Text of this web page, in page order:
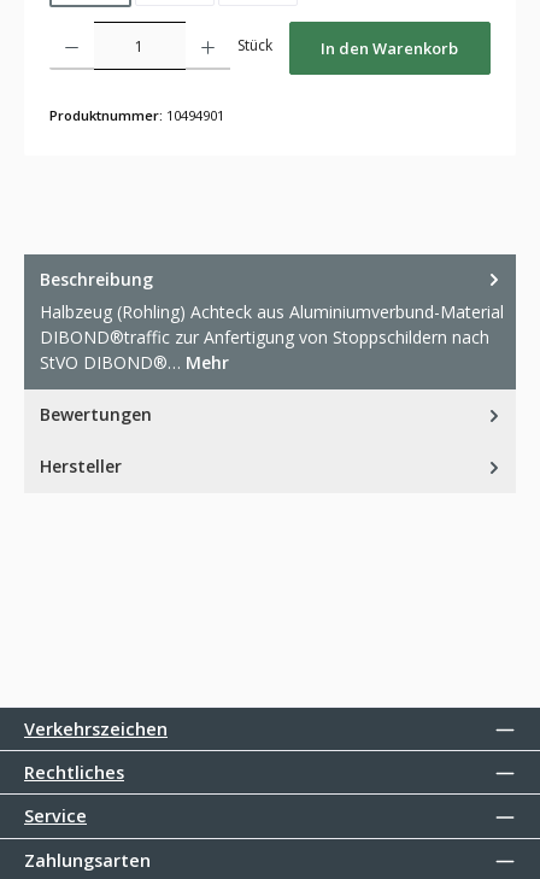
Stück In den Warenkorb
Produktnummer: 10494901
Beschreibung
Halbzeug (Rohling) Achteck aus Aluminiumverbund-Material
DIBOND®traffic zur Anfertigung von Stoppschildern nach
StVO DIBOND®… Mehr
Bewertungen
Hersteller
Verkehrszeichen
Rechtliches
Service
Zahlungsarten